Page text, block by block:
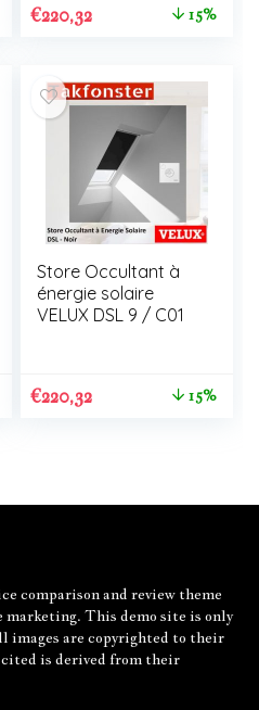
€220,32 15%
Store Occultant à
énergie solaire
VELUX DSL 9 / C01
€220,32 15%
comparison and review theme
This demo site is only
images are copyrighted to their
is derived from their